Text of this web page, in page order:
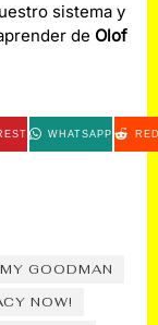
sistema y
de Olof
WHATSAPP
GOODMAN
NOW!